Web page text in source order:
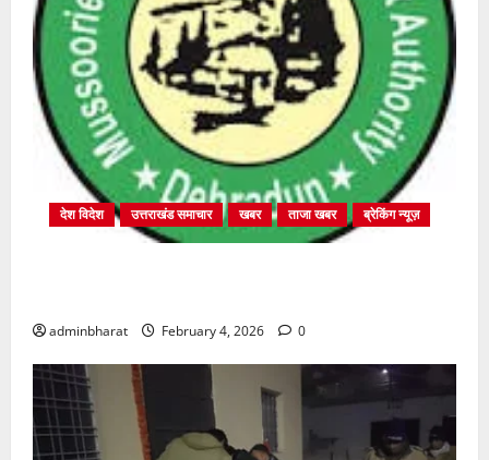
देश विदेश उत्तराखंड समाचार खबर ताजा खबर ब्रेकिंग न्यूज़
adminbharat February 4, 2026 0